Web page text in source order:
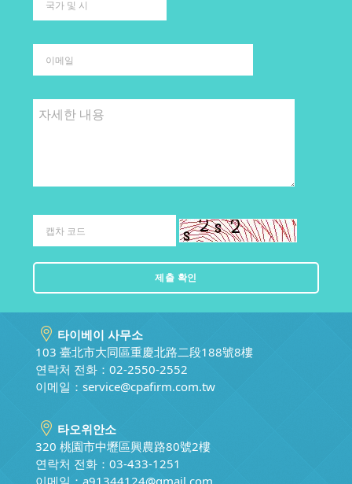
타이베이 사무소
103 臺北市大同區重慶北路二段188號8樓
연락처 전화：02-2550-2552
이메일： service@cpafirm.com.tw
타오위안소
320 桃園市中壢區興農路80號2樓
연락처 전화：03-433-1251
이메일： a91344124@gmail.com